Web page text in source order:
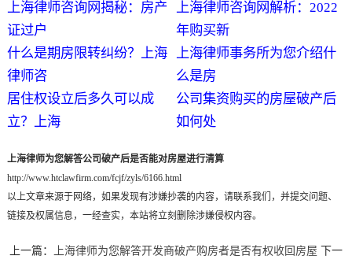
上海律师咨询网揭秘：房产
证过户
上海律师咨询网解析：2022
年购买新
什么是期房限转纠纷？上海
律师咨
上海律师事务所为您介绍什
么是房
居住权设立后多久可以成
立？上海
公司集资购买的房屋破产后
如何处
上海律师为您解答公司破产后是否能对房屋进行清算
http://www.htclawfirm.com/fcjf/zyls/6166.html
以上文章来源于网络，如果发现有涉嫌抄袭的内容，请联系我们，并提交问题、
链接及权属信息，一经查实，本站将立刻删除涉嫌侵权内容。
上一篇： 上海律师为您解答开发商破产购房者是否有权收回房屋 下一